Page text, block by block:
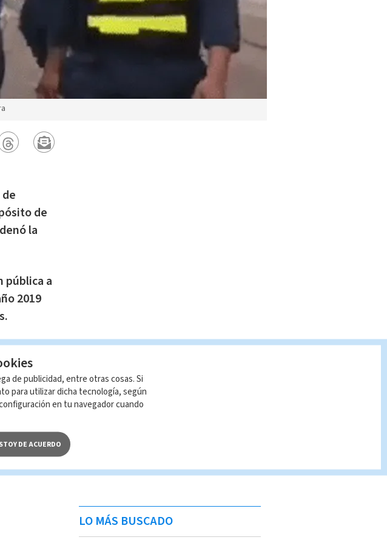
de
la
pública a
2019
este
que se
Por
LO MÁS BUSCADO
de publicidad, entre otras cosas. Si
para utilizar dicha tecnología, según
en tu navegador cuando
DE ACUERDO